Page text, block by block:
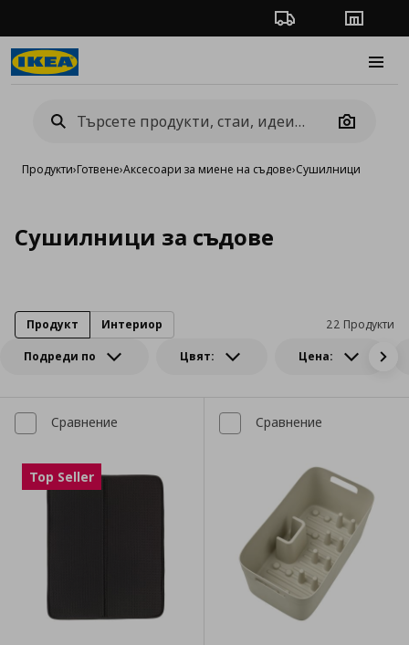
Проследяване на
Camera
Продукти›Готвене›Аксесоари за миене на съдове›Сушилници
Сушилници за съдове
Подреди по Цвят: Цена:
22 Продукти
Продукт Интериор
Сравнение
Top Seller
Сравнение